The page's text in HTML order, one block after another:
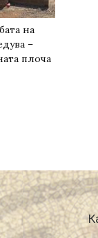
на
–
плоча